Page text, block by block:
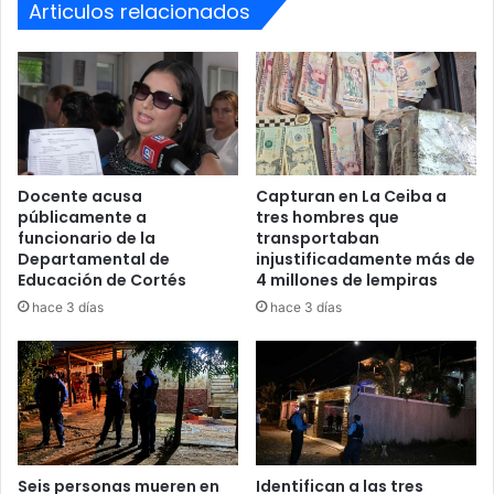
Articulos relacionados
Docente acusa
públicamente a
funcionario de la
Departamental de
Educación de Cortés
hace 3 días
Capturan en La Ceiba a
tres hombres que
transportaban
injustificadamente más de
4 millones de lempiras
hace 3 días
Seis personas mueren en Identifican a las tres